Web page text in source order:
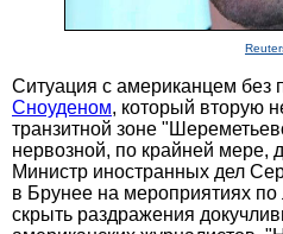
Ситуация с американцем без
Сноуденом, который вторую
транзитной зоне
нервозной, по крайней мере,
Министр иностранных дел
в Брунее на мероприятиях
скрыть раздражения